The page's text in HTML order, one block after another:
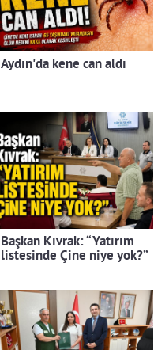
Aydın'da kene can aldı
Başkan Kıvrak: “Yatırım
listesinde Çine niye yok?”